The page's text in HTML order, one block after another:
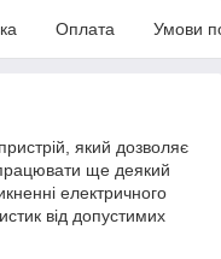
Оплата Умови
який дозволяє
ще деякий
електричного
від допустимих